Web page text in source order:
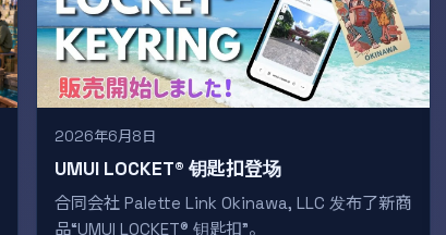
2026年6月8日
UMUI LOCKET® 钥匙扣登场
合同会社 Palette Link Okinawa, LLC 发布了新商
品“UMUI LOCKET® 钥匙扣”。